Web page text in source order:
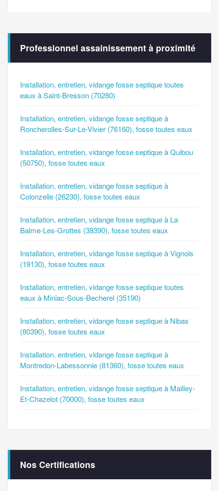
Professionnel assainissement à proximité
Installation, entretien, vidange fosse septique toutes
eaux à Saint-Bresson (70280)
Installation, entretien, vidange fosse septique à
Roncherolles-Sur-Le-Vivier (76160), fosse toutes eaux
Installation, entretien, vidange fosse septique à Quibou
(50750), fosse toutes eaux
Installation, entretien, vidange fosse septique à
Colonzelle (26230), fosse toutes eaux
Installation, entretien, vidange fosse septique à La
Balme-Les-Grottes (38390), fosse toutes eaux
Installation, entretien, vidange fosse septique à Vignols
(19130), fosse toutes eaux
Installation, entretien, vidange fosse septique toutes
eaux à Miniac-Sous-Becherel (35190)
Installation, entretien, vidange fosse septique à Nibas
(80390), fosse toutes eaux
Installation, entretien, vidange fosse septique à
Montredon-Labessonnie (81360), fosse toutes eaux
Installation, entretien, vidange fosse septique à Mailley-
Et-Chazelot (70000), fosse toutes eaux
Nos Certifications